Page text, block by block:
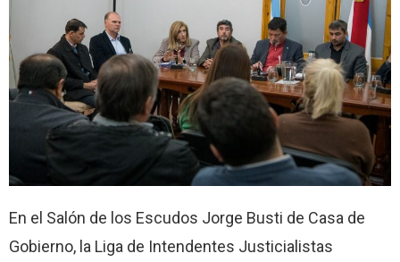
En el Salón de los Escudos Jorge Busti de Casa de
Gobierno, la Liga de Intendentes Justicialistas